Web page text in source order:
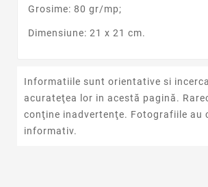
Grosime: 80 gr/mp;
Dimensiune: 21 x 21 cm.
Informatiile sunt orientative si
acurateţea lor in acestă pagină.
conţine inadvertenţe. Fotografiile au
informativ.